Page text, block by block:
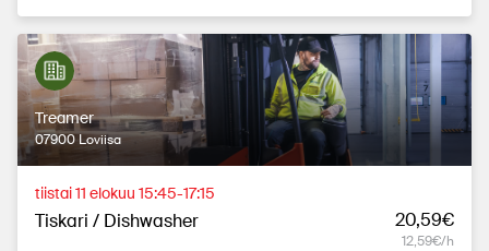
Treamer
07900 Loviisa
tiistai 11 elokuu 15:45-17:15
Tiskari / Dishwasher 20,59€
12,59€/h